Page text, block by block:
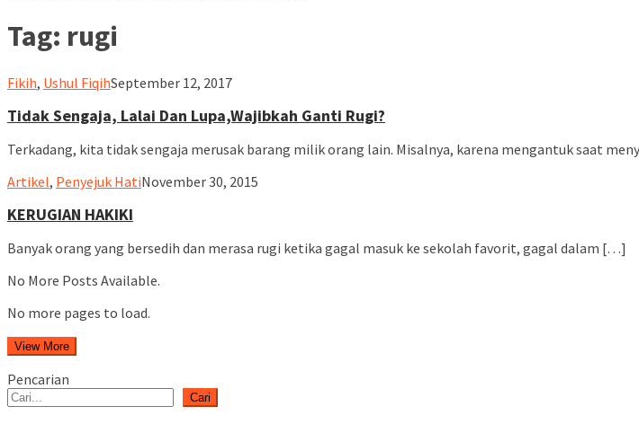
Tag: rugi
Fikih, Ushul Fiqihululalbablampung
September 12, 2017
Tidak Sengaja, Lalai Dan Lupa,Wajibkah Ganti Rugi?
Terkadang, kita tidak sengaja merusak barang milik orang lain. Misalnya, karena mengantuk saat
Artikel, Penyejuk Hatiululalbablampung
November 30, 2015
KERUGIAN HAKIKI
Banyak orang yang bersedih dan merasa rugi ketika gagal masuk ke sekolah favorit, gagal dalam […]
No More Posts Available.
No more pages to load.
View More
Pencarian
Cari